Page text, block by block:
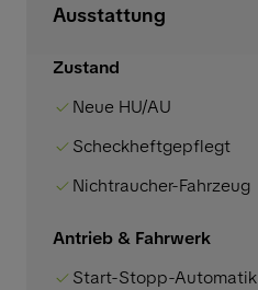
Ausstattung
Zustand
Neue HU/AU
Scheckheftgepflegt
Nichtraucher-Fahrzeug
Antrieb & Fahrwerk
Start-Stopp-Automatik